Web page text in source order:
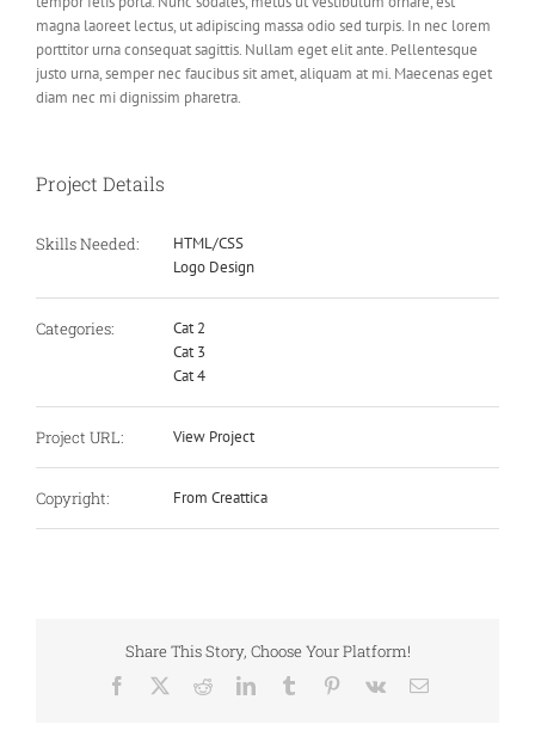
magna laoreet lectus, ut adipiscing massa odio sed turpis. In nec lorem
porttitor urna consequat sagittis. Nullam eget elit ante. Pellentesque
justo urna, semper nec faucibus sit amet, aliquam at mi. Maecenas eget
diam nec mi dignissim pharetra.
Project Details
Skills Needed:
HTML/CSS
Logo Design
Categories:
Cat 2
Cat 3
Cat 4
Project URL: View Project
Copyright: From Creattica
Share This Story, Choose Your Platform!
Facebook RedditLinkedInTumblr Pinterest
Vk Email